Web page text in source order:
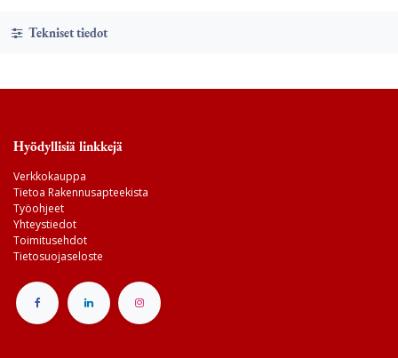
Tekniset tiedot
Hyödyllisiä linkkejä
Verkkokauppa
Tietoa Rakennusapteekista
Työohjeet
Yhteystiedot
Toimitusehdot
Tietosuojaseloste